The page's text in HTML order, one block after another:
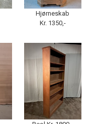
Hjørneskab
Kr. 1350,-